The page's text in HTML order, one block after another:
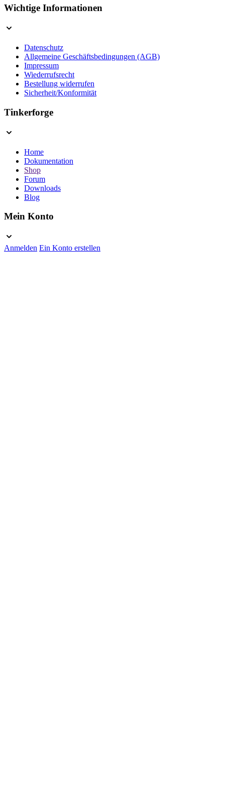
Wichtige Informationen
Datenschutz
Allgemeine Geschäftsbedingungen (AGB)
Impressum
Wiederrufsrecht
Bestellung widerrufen
Sicherheit/Konformität
Tinkerforge
Home
Dokumentation
Shop
Forum
Downloads
Blog
Mein Konto
Anmelden Ein Konto erstellen